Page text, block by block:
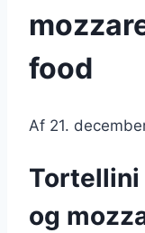
food
Af 21.
Tortellini
og